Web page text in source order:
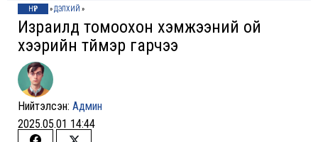
НҮҮР »ДЭЛХИЙ »
Израилд томоохон хэмжээний ой
хээрийн түймэр гарчээ
Нийтэлсэн: Админ
2025.05.01 14:44